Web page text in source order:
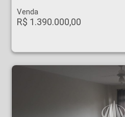
Venda
R$ 1.390.000,00